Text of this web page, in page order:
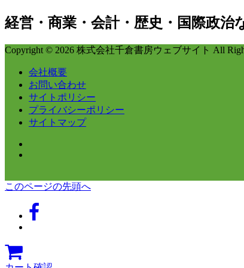
経営・商業・会計・歴史・国際政
Copyright © 2026 株式会社千倉書房ウェブサイト All
会社概要
お問い合わせ
サイトポリシー
プライバシーポリシー
サイトマップ
このページの先頭へ